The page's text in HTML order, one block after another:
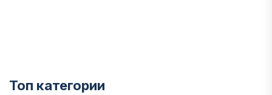
Топ категории